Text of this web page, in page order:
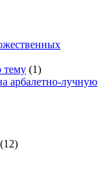
тему (1)
арбалетно-лучную
(12)